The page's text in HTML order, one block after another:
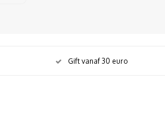
Gift vanaf 30 euro